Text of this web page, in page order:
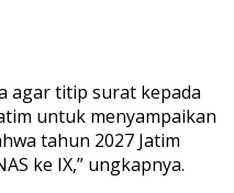
agar titip surat kepada
untuk menyampaikan
tahun 2027 Jatim
ke IX,” ungkapnya.